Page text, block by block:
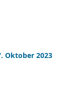
Oktober 2023